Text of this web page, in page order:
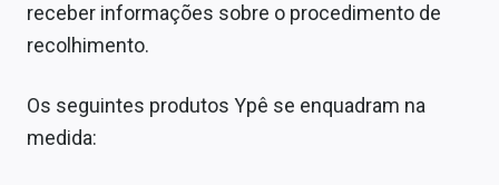
receber informações sobre o procedimento de
recolhimento.
Os seguintes produtos Ypê se enquadram na
medida: